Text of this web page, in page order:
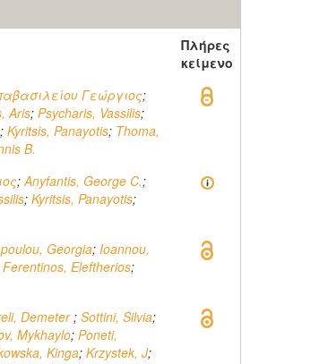
Πλήρες
κείμενο
Γεώργιος;
Aris; Psycharis, Vassilis;
; Kyritsis, Panayotis; Thoma,
B.
;Anyfantis, George C.;
; Kyritsis, Panayotis;
Georgia; Ioannou,
Ferentinos, Eleftherios;
Demeter; Sottini, Silvia;
Mykhaylo; Poneti,
Kinga; Krzystek, J;